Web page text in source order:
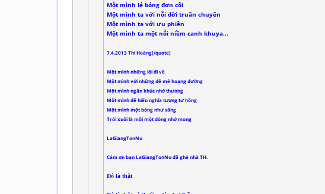
Một mình lẻ bóng đơn côi
Một mình ta với nỗi đời truân chuyên
Một mình ta với ưu phiền
Một mình ta một nỗi niềm canh khuya...
7.4.2013 Thi Hoàng[/quote]
Một mình những lối đi về
Một mình với những đê mê hoang đường
Một mình ngân khúc nhớ thương
Một mình để hiểu nghĩa tương tư hồng
Một mình một bóng như sông
Trôi xuôi là mỗi một dòng nhớ mong
LaGiangTonNu
Cám ơn bạn LaGiangTonNu đã ghé nhà TH.
Đó là thật